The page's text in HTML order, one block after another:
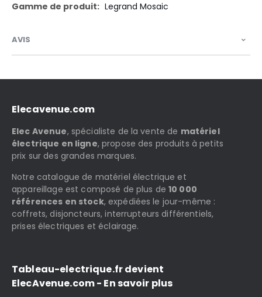
Legrand Mosaic
AVIS
Elecavenue.com
Elec Avenue, spécialiste de la vente de matériel
électrique en ligne, propose des produits à petits
prix sur des grandes marques.
Notre catalogue de matériel électrique et
appareillage est composé de plus de10 000
références en stock, expédiées le jour-même :
coffrets, disjoncteurs, interrupteurs différentiels,
prises électriques et éclairage.
Tableau-electrique.fr devient
ElecAvenue.com - En savoir plus